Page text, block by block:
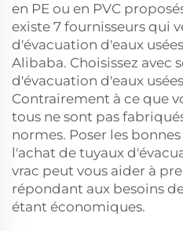
en PE ou en PVC
existe 7 fournisseurs qui
d'évacuation d'eaux
Alibaba. Choisissez avec
d'évacuation d'eaux
Contrairement à ce que
tous ne sont pas
normes. Poser les
l'achat de tuyaux
vrac peut vous aider à
répondant aux besoins
étant économiques.